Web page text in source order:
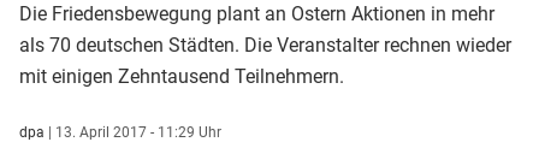
Die Friedensbewegung plant an Ostern Aktionen in mehr
als 70 deutschen Städten. Die Veranstalter rechnen wieder
mit einigen Zehntausend Teilnehmern.
dpa | 13. April 2017 - 11:29 Uhr